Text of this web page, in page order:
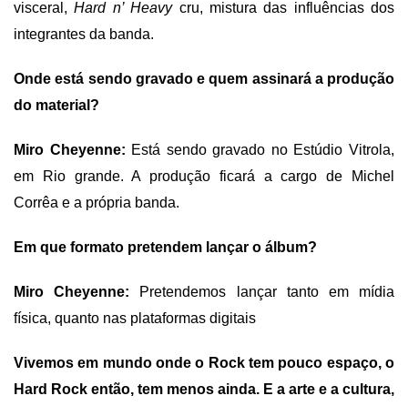
visceral,Hard n’ Heavycru, mistura das influênciasdos
integrantes da banda.
Onde está sendo gravado e quem assinará a produção
do material?
Miro Cheyenne: Está sendo gravado no Estúdio Vitrola,
em Rio grande. A produção ficará a cargo de Michel
Corrêa e a própria banda.
Em que formato pretendem lançar o álbum?
Miro Cheyenne: Pretendemos lançar tanto em mídia
física, quanto nas plataformas digitais
Vivemos em mundo onde o Rock tem pouco espaço, o
Hard Rock então, tem menos ainda. E a arte e a cultura,